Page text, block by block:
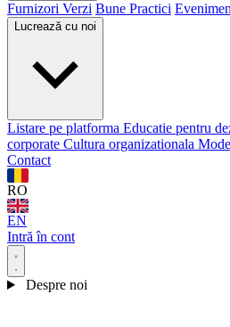
Furnizori Verzi Bune Practici
Lucrează cu noi
Listare pe platforma Educatie pentru
corporate Cultura organizationala
Contact
RO
EN
Intră în cont
Despre noi